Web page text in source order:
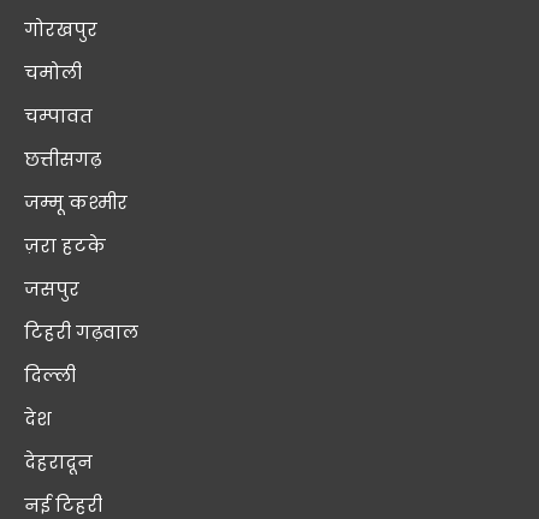
गोरखपुर
चमोली
चम्पावत
छत्तीसगढ़
जम्मू कश्मीर
ज़रा हटके
जसपुर
टिहरी गढ़वाल
दिल्ली
देश
देहरादून
नई टिहरी